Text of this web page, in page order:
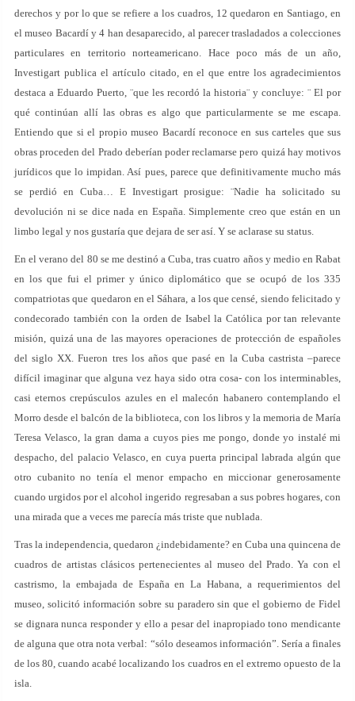
derechos y por lo que se refiere a los cuadros, 12 quedaron en Santiago, en
el museo Bacardí y 4 han desaparecido, al parecer trasladados a colecciones
particulares en territorio norteamericano. Hace poco más de un año,
Investigart publica el artículo citado, en el que entre los agradecimientos
destaca a Eduardo Puerto, ¨que les recordó la historia¨ y concluye: ¨ El por
qué continúan allí las obras es algo que particularmente se me escapa.
Entiendo que si el propio museo Bacardí reconoce en sus carteles que sus
obras proceden del Prado deberían poder reclamarse pero quizá hay motivos
jurídicos que lo impidan. Así pues, parece que definitivamente mucho más
se perdió en Cuba… E Investigart prosigue: ¨Nadie ha solicitado su
devolución ni se dice nada en España. Simplemente creo que están en un
limbo legal y nos gustaría que dejara de ser así. Y se aclarase su status.
En el verano del 80 se me destinó a Cuba, tras cuatro años y medio en Rabat
en los que fui el primer y único diplomático que se ocupó de los 335
compatriotas que quedaron en el Sáhara, a los que censé, siendo felicitado y
condecorado también con la orden de Isabel la Católica por tan relevante
misión, quizá una de las mayores operaciones de protección de españoles
del siglo XX. Fueron tres los años que pasé en la Cuba castrista –parece
difícil imaginar que alguna vez haya sido otra cosa- con los interminables,
casi eternos crepúsculos azules en el malecón habanero contemplando el
Morro desde el balcón de la biblioteca, con los libros y la memoria de María
Teresa Velasco, la gran dama a cuyos pies me pongo, donde yo instalé mi
despacho, del palacio Velasco, en cuya puerta principal labrada algún que
otro cubanito no tenía el menor empacho en miccionar generosamente
cuando urgidos por el alcohol ingerido regresaban a sus pobres hogares, con
una mirada que a veces me parecía más triste que nublada.
Tras la independencia, quedaron ¿indebidamente? en Cuba una quincena de
cuadros de artistas clásicos pertenecientes al museo del Prado. Ya con el
castrismo, la embajada de España en La Habana, a requerimientos del
museo, solicitó información sobre su paradero sin que el gobierno de Fidel
se dignara nunca responder y ello a pesar del inapropiado tono mendicante
de alguna que otra nota verbal: “sólo deseamos información”. Sería a finales
de los 80, cuando acabé localizando los cuadros en el extremo opuesto de la
isla.